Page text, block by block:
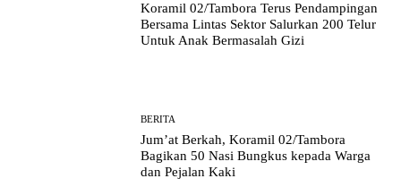
Koramil 02/Tambora Terus Pendampingan
Bersama Lintas Sektor Salurkan 200 Telur
Untuk Anak Bermasalah Gizi
BERITA
Jum’at Berkah, Koramil 02/Tambora
Bagikan 50 Nasi Bungkus kepada Warga
dan Pejalan Kaki